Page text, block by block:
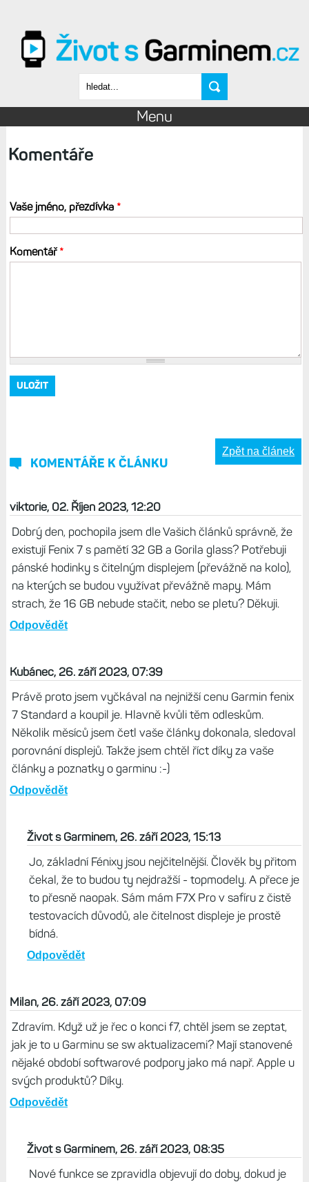
Vyhledávání
Menu
Komentáře
Vaše jméno, přezdívka *
Komentář*
KOMENTÁŘE K ČLÁNKU
Zpět na článek
viktorie, 02. Říjen 2023, 12:20
Dobrý den, pochopila jsem dle Vašich článků správně, že
existují Fenix 7 s pamětí 32 GB a Gorila glass? Potřebuji
pánské hodinky s čitelným displejem (převážně na kolo),
na kterých se budou využívat převážně mapy. Mám
strach, že 16 GB nebude stačit, nebo se pletu? Děkuji.
Odpovědět
Kubánec, 26. září 2023, 07:39
Právě proto jsem vyčkával na nejnižší cenu Garmin fenix
7 Standard a koupil je. Hlavně kvůli těm odleskům.
Několik měsíců jsem četl vaše články dokonala, sledoval
porovnání displejů. Takže jsem chtěl říct díky za vaše
články a poznatky o garminu :-)
Odpovědět
Život s Garminem, 26. září 2023, 15:13
Jo, základní Fénixy jsou nejčitelnější. Člověk by přitom
čekal, že to budou ty nejdražší - topmodely. A přece je
to přesně naopak. Sám mám F7X Pro v safíru z čistě
testovacích důvodů, ale čitelnost displeje je prostě
bídná.
Odpovědět
Milan, 26. září 2023, 07:09
Zdravím. Když už je řec o konci f7, chtěl jsem se zeptat,
jak je to u Garminu se sw aktualizacemi? Mají stanovené
nějaké období softwarové podpory jako má např. Apple u
svých produktů? Díky.
Odpovědět
Život s Garminem, 26. září 2023, 08:35
Nové funkce se zpravidla objevují do doby, dokud je